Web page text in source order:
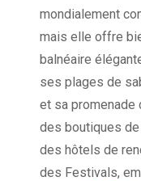
mondialement
mais elle offre
balnéaire
ses plages de
et sa promenade
des boutiques
des hôtels de
des Festivals,